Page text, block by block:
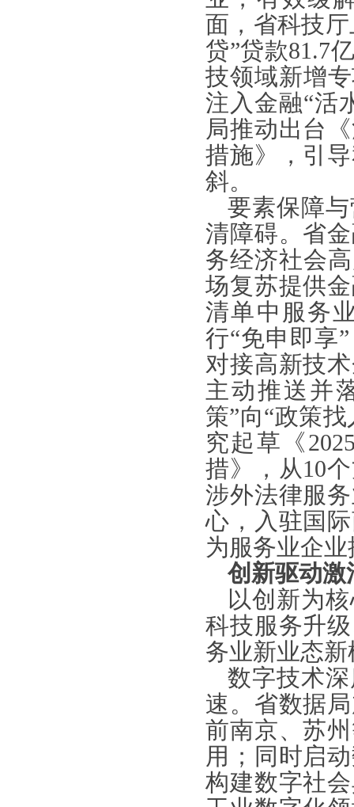
面，省科技
贷”贷款81.7
技领域新增
注入金融“活
局推动出台
措施》，引
斜。
要素保障
清障碍。省
务经济社会
场复苏提供
清单中服务
行“免申即享
对接高新技
主动推送并
策”向“政策
究起草《
措》，从10
涉外法律服
心，入驻国
为服务业企
创新驱动激
以创新为
科技服务升
务业新业态
数字技术
速。省数据
前南京、苏
用；同时启
构建数字社